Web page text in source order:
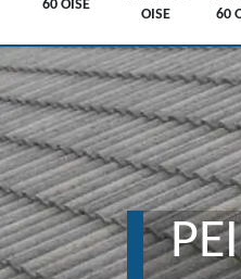
60 OISE
OISE
60